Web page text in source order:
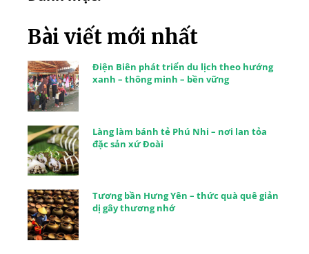
Bài viết mới nhất
Điện Biên phát triển du lịch theo hướng
xanh – thông minh – bền vững
Làng làm bánh tẻ Phú Nhi – nơi lan tỏa
đặc sản xứ Đoài
Tương bần Hưng Yên – thức quà quê giản
dị gây thương nhớ